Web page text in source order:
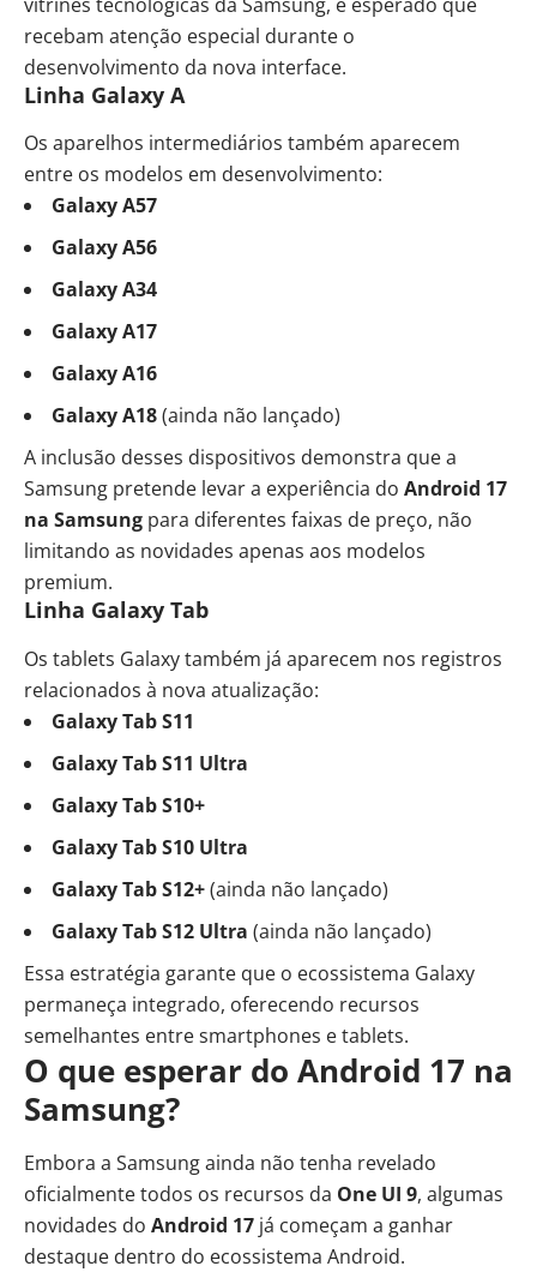
recebam atenção especial durante o
desenvolvimento da nova interface.
Linha Galaxy A
Os aparelhos intermediários também aparecem
entre os modelos em desenvolvimento:
Galaxy A57
Galaxy A56
Galaxy A34
Galaxy A17
Galaxy A16
Galaxy A18(ainda não lançado)
A inclusão desses dispositivos demonstra que a
Samsung pretende levar a experiência do Android 17
na Samsung para diferentes faixas de preço, não
limitando as novidades apenas aos modelos
premium.
Linha Galaxy Tab
Os tablets Galaxy também já aparecem nos registros
relacionados à nova atualização:
Galaxy Tab S11
Galaxy Tab S11 Ultra
Galaxy Tab S10+
Galaxy Tab S10 Ultra
Galaxy Tab S12+(ainda não lançado)
Galaxy Tab S12 Ultra (ainda não lançado)
Essa estratégia garante que o ecossistema Galaxy
permaneça integrado, oferecendo recursos
semelhantes entre smartphones e tablets.
O que esperar do Android 17 na
Samsung?
Embora a Samsung ainda não tenha revelado
oficialmente todos os recursos da One UI 9, algumas
novidades do Android 17 já começam a ganhar
destaque dentro do ecossistema Android.